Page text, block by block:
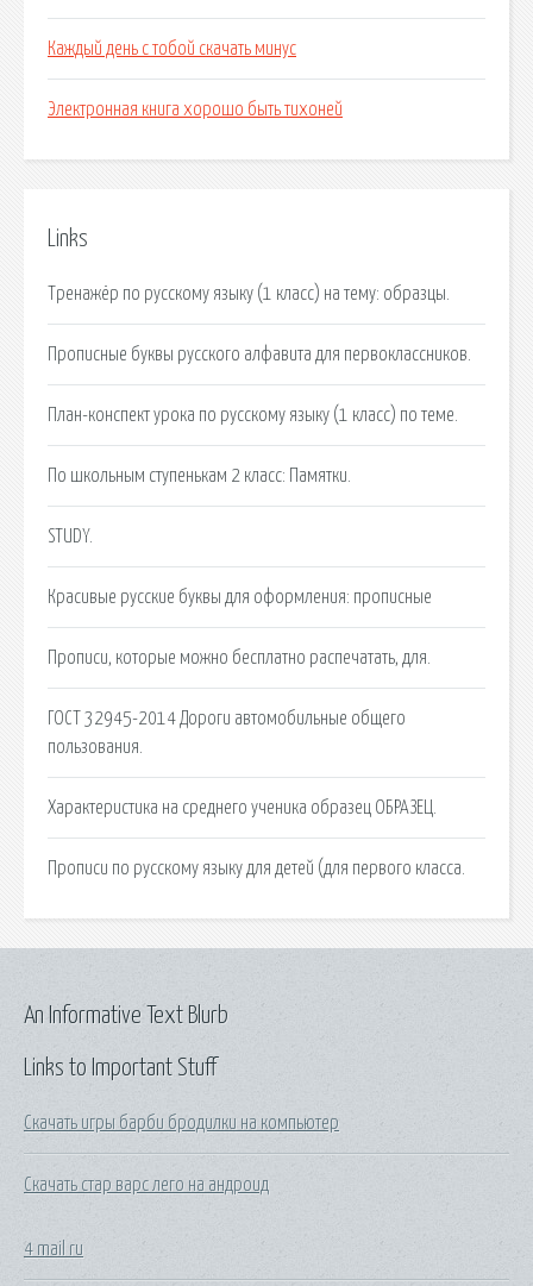
Каждый день с тобой скачать минус
Электронная книга хорошо быть тихоней
Links
Тренажёр по русскому языку (1 класс) на тему: образцы.
Прописные буквы русского алфавита для первоклассников.
План-конспект урока по русскому языку (1 класс) по теме.
По школьным ступенькам 2 класс: Памятки.
STUDY.
Красивые русские буквы для оформления: прописные
Прописи, которые можно бесплатно распечатать, для.
ГОСТ 32945-2014 Дороги автомобильные общего
пользования.
Характеристика на среднего ученика образец ОБРАЗЕЦ.
Прописи по русскому языку для детей (для первого класса.
Links to Important Stuff
Скачать игры барби бродилки на компьютер
Скачать стар варс лего на андроид
4 mail ru
An Informative Text Blurb